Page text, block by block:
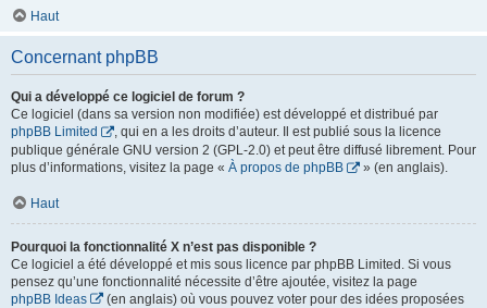
Haut
Concernant phpBB
Qui a développé ce logiciel de forum ?
Ce logiciel (dans sa version non modifiée) est développé et distribué par
phpBB Limited
, qui en a les droits d’auteur. Il est publié sous la licence
publique générale GNU version 2 (GPL-2.0) et peut être diffusé librement. Pour
plus d’informations, visitez la page « À propos de phpBB » (en anglais).
Haut
Pourquoi la fonctionnalité X n’est pas disponible ?
Ce logiciel a été développé et mis sous licence par phpBB Limited. Si vous
pensez qu’une fonctionnalité nécessite d’être ajoutée, visitez la page
phpBB Ideas
(en anglais) où vous pouvez voter pour des idées proposées